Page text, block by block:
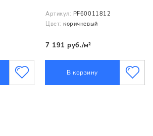
Артикул: PF60011812
Цвет: коричневый
7 191 руб./м²
В корзину